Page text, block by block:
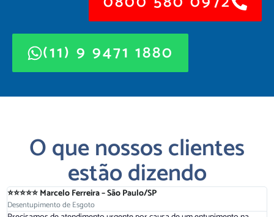
(11) 9 9471 1880
O que nossos clientes
estão dizendo
⭐⭐⭐⭐⭐ Marcelo Ferreira – São Paulo/SP
Desentupimento de Esgoto